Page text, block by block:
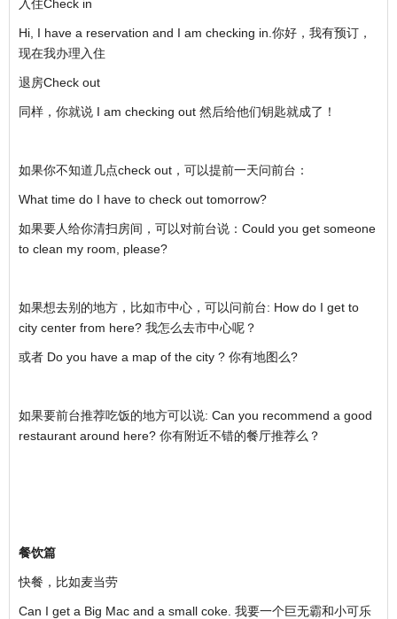
入住Check in
Hi, I have a reservation and I am checking in.你好，我有预订，
现在我办理入住
退房Check out
同样，你就说 I am checking out 然后给他们钥匙就成了！
如果你不知道几点check out，可以提前一天问前台：
What time do I have to check out tomorrow?
如果要人给你清扫房间，可以对前台说：Could you get someone
to clean my room, please?
如果想去别的地方，比如市中心，可以问前台: How do I get to
city center from here? 我怎么去市中心呢？
或者 Do you have a map of the city ? 你有地图么?
如果要前台推荐吃饭的地方可以说: Can you recommend a good
restaurant around here? 你有附近不错的餐厅推荐么？
餐饮篇
快餐，比如麦当劳
Can I get a Big Mac and a small coke. 我要一个巨无霸和小可乐